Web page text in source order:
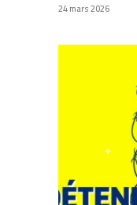
24 mars 2026